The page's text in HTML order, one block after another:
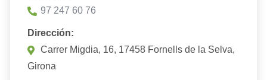
97 247 60 76
Dirección:
Carrer Migdia, 16, 17458 Fornells de la Selva,
Girona